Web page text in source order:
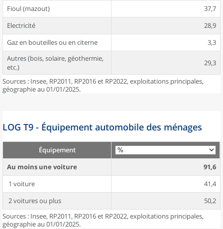
Fioul (mazout)
37,7
Electricité
28,9
Gaz en bouteilles ou en citerne
3,3
Autres (bois, solaire, géothermie,
etc.)
29,3
Sources : Insee, RP2011, RP2016 et RP2022, exploitations principales,
géographie au 01/01/2025.
LOG T9 - Équipement automobile des ménages
Équipement
Au moins une voiture
91,6
1 voiture
41,4
2 voitures ou plus
50,2
Sources : Insee, RP2011, RP2016 et RP2022, exploitations principales,
géographie au 01/01/2025.